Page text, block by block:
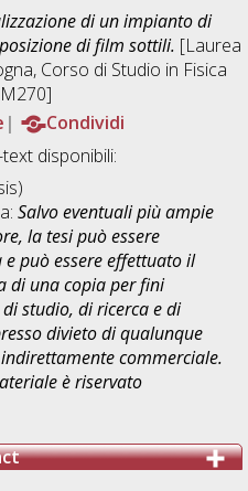
di un impianto di
di film sottili. [Laurea
Corso di Studio in Fisica
Condividi
disponibili:
Salvo eventuali più ampie
la tesi può essere
può essere effettuato il
di una copia per fini
studio, di ricerca e di
divieto di qualunque
commerciale.
è riservato